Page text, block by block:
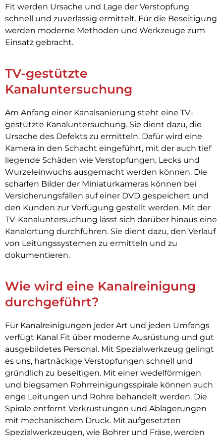
Fit werden Ursache und Lage der Verstopfung
schnell und zuverlässig ermittelt. Für die Beseitigung
werden moderne Methoden und Werkzeuge zum
Einsatz gebracht.
TV-gestützte
Kanaluntersuchung
Am Anfang einer Kanalsanierung steht eine TV-
gestützte Kanaluntersuchung. Sie dient dazu, die
Ursache des Defekts zu ermitteln. Dafür wird eine
Kamera in den Schacht eingeführt, mit der auch tief
liegende Schäden wie Verstopfungen, Lecks und
Wurzeleinwuchs ausgemacht werden können. Die
scharfen Bilder der Miniaturkameras können bei
Versicherungsfällen auf einer DVD gespeichert und
den Kunden zur Verfügung gestellt werden. Mit der
TV-Kanaluntersuchung lässt sich darüber hinaus eine
Kanalortung durchführen. Sie dient dazu, den Verlauf
von Leitungssystemen zu ermitteln und zu
dokumentieren.
Wie wird eine Kanalreinigung
durchgeführt?
Für Kanalreinigungen jeder Art und jeden Umfangs
verfügt Kanal Fit über moderne Ausrüstung und gut
ausgebildetes Personal. Mit Spezialwerkzeug gelingt
es uns, hartnäckige Verstopfungen schnell und
gründlich zu beseitigen. Mit einer wedelförmigen
und biegsamen Rohrreinigungsspirale können auch
enge Leitungen und Rohre behandelt werden. Die
Spirale entfernt Verkrustungen und Ablagerungen
mit mechanischem Druck. Mit aufgesetzten
Spezialwerkzeugen, wie Bohrer und Fräse, werden